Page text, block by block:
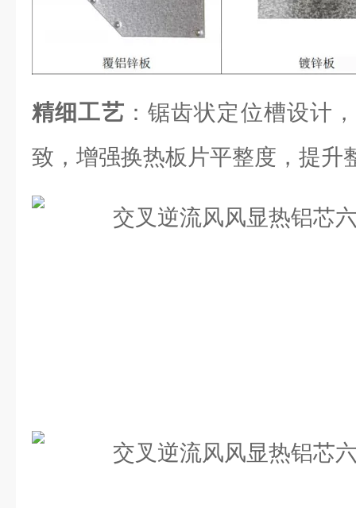
精细工艺 ：锯齿状定位槽设计
致，增强换热板片平整度，提升